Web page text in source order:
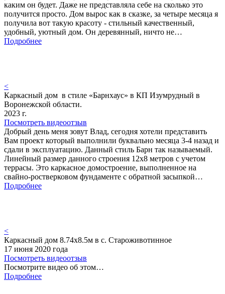
каким он будет. Даже не представляла себе на сколько это
получится просто. Дом вырос как в сказке, за четыре месяца я
получила вот такую красоту - стильный качественный,
удобный, уютный дом. Он деревянный, ничто не…
Подробнее
<
Каркасный дом в стиле «Барнхаус» в КП Изумрудный в
Воронежской области.
2023 г.
Посмотреть видеоотзыв
Добрый день меня зовут Влад, сегодня хотели представить
Вам проект который выполнили буквально месяца 3-4 назад и
сдали в эксплуатацию. Данный стиль Барн так называемый.
Линейный размер данного строения 12х8 метров с учетом
террасы. Это каркасное домостроение, выполненное на
свайно-ростверковом фундаменте с обратной засыпкой…
Подробнее
<
Каркасный дом 8.74х8.5м в с. Староживотинное
17 июня 2020 года
Посмотреть видеоотзыв
Посмотрите видео об этом…
Подробнее